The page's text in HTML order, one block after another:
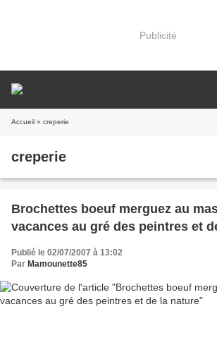
Publicité
Accueil » creperie
creperie
Brochettes boeuf merguez au
vacances au gré des peintres et
Publié le 02/07/2007 à 13:02
Par Mamounette85